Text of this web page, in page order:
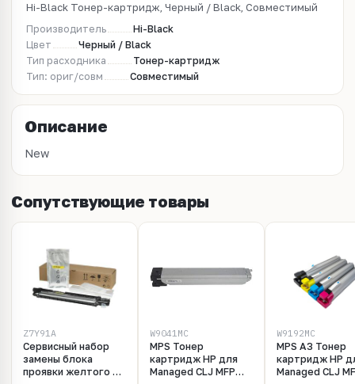
Hi-Black Тонер-картридж, Черный / Black, Совместимый
Производитель
Hi-Black
Цвет
Черный / Black
Тип расходника
Тонер-картридж
Тип: ориг/совм
Совместимый
Описание
New
Сопутствующие товары
Z7Y91A
Сервисный набор
замены блока
проявки желтого HP
W9041MC
MPS Тонер
картридж HP для
Managed CLJ MFP
W9192MC
MPS A3 Тонер
картридж HP
Managed CLJ